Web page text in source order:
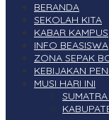
BERANDA
SEKOLAH KITA
KABAR KAMPUS
INFO BEASISWA
ZONA SEPAK
KEBIJAKAN
MUSI HARI INI